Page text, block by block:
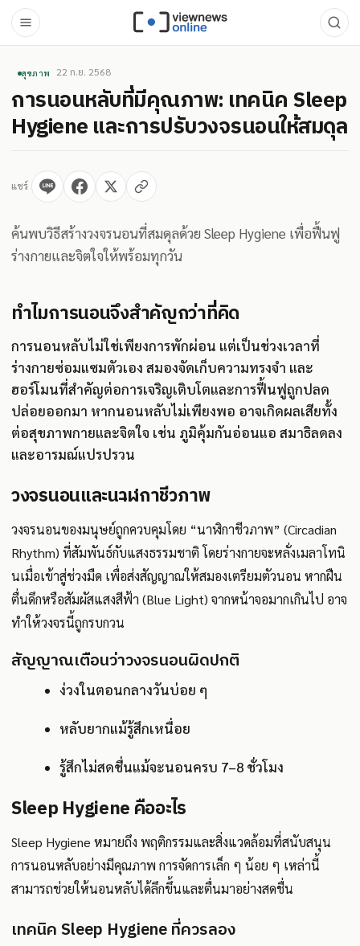
สุขภาพ 22 ก.ย. 2568
การนอนหลับที่มีคุณภาพ: เทคนิค Sleep
Hygiene และการปรับวงจรนอนให้สมดุล
แชร์
ค้นพบวิธีสร้างวงจรนอนที่สมดุลด้วย Sleep Hygiene เพื่อฟื้นฟู
ร่างกายและจิตใจให้พร้อมทุกวัน
ทำไมการนอนจึงสำคัญกว่าที่คิด
การนอนหลับไม่ใช่เพียงการพักผ่อน แต่เป็นช่วงเวลาที่
ร่างกายซ่อมแซมตัวเอง สมองจัดเก็บความทรงจำ และ
ฮอร์โมนที่สำคัญต่อการเจริญเติบโตและการฟื้นฟูถูกปลด
ปล่อยออกมา หากนอนหลับไม่เพียงพอ อาจเกิดผลเสียทั้ง
ต่อสุขภาพกายและจิตใจ เช่น ภูมิคุ้มกันอ่อนแอ สมาธิลดลง
และอารมณ์แปรปรวน
วงจรนอนและนาฬิกาชีวภาพ
วงจรนอนของมนุษย์ถูกควบคุมโดย “นาฬิกาชีวภาพ” (Circadian
Rhythm) ที่สัมพันธ์กับแสงธรรมชาติ โดยร่างกายจะหลั่งเมลาโทนิ
นเมื่อเข้าสู่ช่วงมืด เพื่อส่งสัญญาณให้สมองเตรียมตัวนอน หากฝืน
ตื่นดึกหรือสัมผัสแสงสีฟ้า (Blue Light) จากหน้าจอมากเกินไป อาจ
ทำให้วงจรนี้ถูกรบกวน
สัญญาณเตือนว่าวงจรนอนผิดปกติ
ง่วงในตอนกลางวันบ่อย ๆ
หลับยากแม้รู้สึกเหนื่อย
รู้สึกไม่สดชื่นแม้จะนอนครบ 7–8 ชั่วโมง
Sleep Hygiene คืออะไร
Sleep Hygiene หมายถึง พฤติกรรมและสิ่งแวดล้อมที่สนับสนุน
การนอนหลับอย่างมีคุณภาพ การจัดการเล็ก ๆ น้อย ๆ เหล่านี้
สามารถช่วยให้นอนหลับได้ลึกขึ้นและตื่นมาอย่างสดชื่น
เทคนิค Sleep Hygiene ที่ควรลอง